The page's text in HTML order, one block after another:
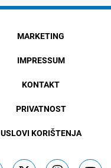
MARKETING
IMPRESSUM
KONTAKT
PRIVATNOST
USLOVI KORIŠTENJA